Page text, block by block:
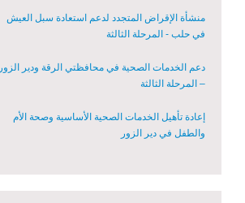
منشأة الإقراض المتجدد لدعم استعادة سبل العيش
في حلب - المرحلة الثالثة
دعم الخدمات الصحية في محافظتي الرقة ودير الزور
– المرحلة الثالثة
إعادة تأهيل الخدمات الصحية الأساسية وصحة الأم
والطفل في دير الزور